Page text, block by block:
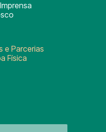
e Parcerias
Física